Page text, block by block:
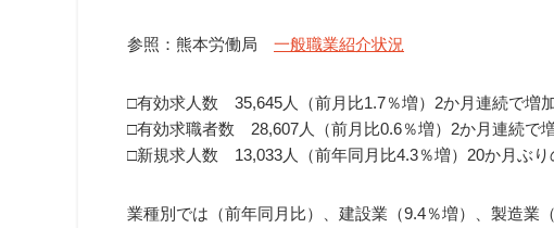
参照：熊本労働局 一般職業紹介状況
□有効求人数 35,645人（前月比1.7％増）2か月連続で増
□有効求職者数 28,607人（前月比0.6％増）2か月連続で
□新規求人数 13,033人（前年同月比4.3％増）20か月ぶり
業種別では（前年同月比）、建設業（9.4％増）、製造業